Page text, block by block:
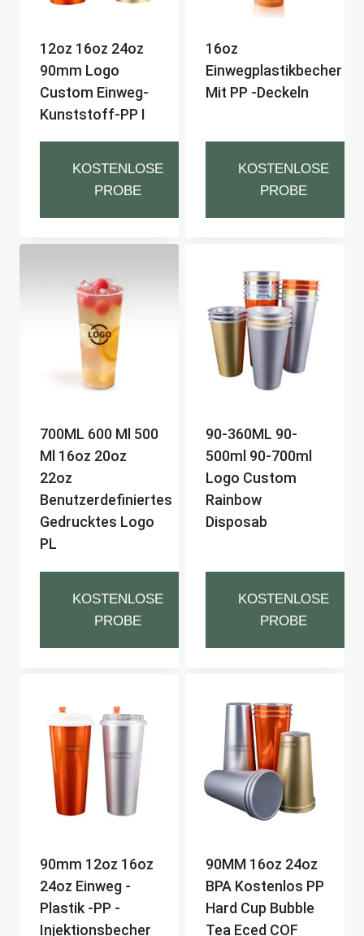
12oz 16oz 24oz
90mm Logo
Custom Einweg-
Kunststoff-PP I
KOSTENLOSE
PROBE
16oz
Einwegplastikbecher
Mit PP -Deckeln
KOSTENLOSE
PROBE
700ML 600 Ml 500
Ml 16oz 20oz
22oz
Benutzerdefiniertes
Gedrucktes Logo
PL
KOSTENLOSE
PROBE
90-360ML 90-
500ml 90-700ml
Logo Custom
Rainbow
Disposab
KOSTENLOSE
PROBE
90mm 12oz 16oz
24oz Einweg -
Plastik -PP -
Injektionsbecher
90MM 16oz 24oz
BPA Kostenlos PP
Hard Cup Bubble
Tea Eced COF